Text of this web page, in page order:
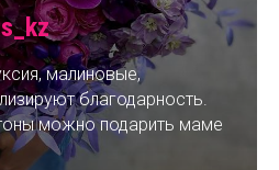
малиновые,
благодарность.
можно подарить маме